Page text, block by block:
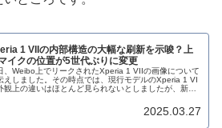
1 VIIの内部構造の大幅な刷新を示唆？上
イクの位置が5世代ぶりに変更
、Weibo上でリークされたXperia 1 VIIの画像について
えしました。その時点では、現行モデルのXperia 1 VI
観上の違いはほとんど見られないとしましたが、新た
2025.03.27